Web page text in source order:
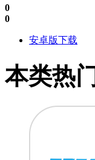
0
0
安卓版下载
本类热